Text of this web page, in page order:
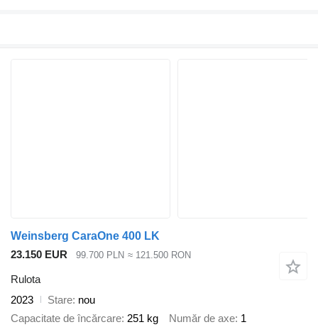
Weinsberg CaraOne 400 LK
23.150 EUR
99.700 PLN ≈ 121.500 RON
Rulota
2023
Stare nou
Capacitate de încărcare 251 kg Număr de axe 1